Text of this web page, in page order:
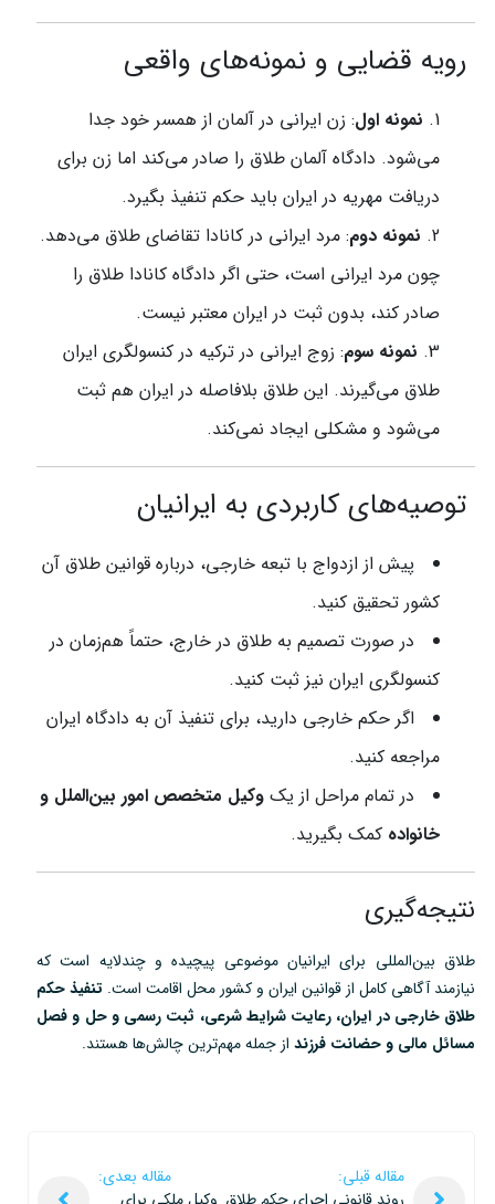
رویه قضایی و نمونه‌های واقعی
نمونه اول: زن ایرانی در آلمان از همسر خود جدا
می‌شود. دادگاه آلمان طلاق را صادر می‌کند اما زن برای
دریافت مهریه در ایران باید حکم تنفیذ بگیرد.
نمونه دوم: مرد ایرانی در کانادا تقاضای طلاق می‌دهد.
چون مرد ایرانی است، حتی اگر دادگاه کانادا طلاق را
صادر کند، بدون ثبت در ایران معتبر نیست.
نمونه سوم: زوج ایرانی در ترکیه در کنسولگری ایران
طلاق می‌گیرند. این طلاق بلافاصله در ایران هم ثبت
می‌شود و مشکلی ایجاد نمی‌کند.
توصیه‌های کاربردی به ایرانیان
پیش از ازدواج با تبعه خارجی، درباره قوانین طلاق آن
کشور تحقیق کنید.
در صورت تصمیم به طلاق در خارج، حتماً هم‌زمان در
کنسولگری ایران نیز ثبت کنید.
اگر حکم خارجی دارید، برای تنفیذ آن به دادگاه ایران
مراجعه کنید.
در تمام مراحل از یک وکیل متخصص امور بین‌الملل و
خانواده کمک بگیرید.
نتیجه‌گیری
طلاق بین‌المللی برای ایرانیان موضوعی پیچیده و چندلایه است که
نیازمند آگاهی کامل از قوانین ایران و کشور محل اقامت است. تنفیذ حکم
طلاق خارجی در ایران، رعایت شرایط شرعی، ثبت رسمی و حل و فصل
مسائل مالی و حضانت فرزند از جمله مهم‌ترین چالش‌ها هستند.
مقاله قبلی:
مقاله بعدی: